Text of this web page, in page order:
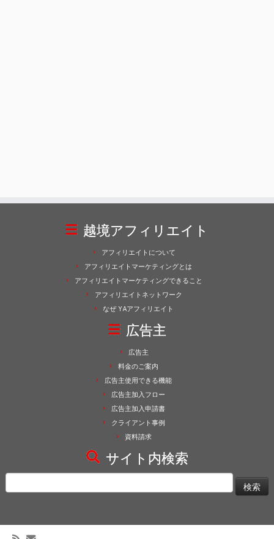
越境アフィリエイト
アフィリエイトについて
アフィリエイトマーケティングとは
アフィリエイトマーケティングできること
アフィリエイトネットワーク
なぜ YAアフィリエイト
広告主
広告主
料金のご案内
広告主使用できる機能
広告主加入フロー
広告主加入申請書
クライアント事例
資料請求
サイト内検索
索: